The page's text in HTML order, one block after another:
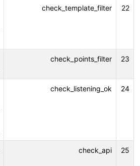
22
check_template_filter
23
check_points_filter
24
check_listening_ok
25
check_api